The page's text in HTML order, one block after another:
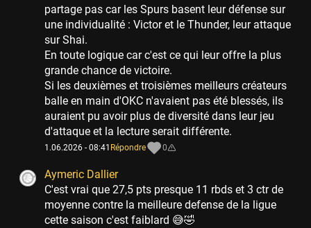
partage pas car les Spurs basent leur défense sur
une individualité : Victor et le Thunder, leur attaque
sur Shai.
En toute logique car c'est ce qui leur offre la plus
grande chance de victoire.
Si les deuxièmes et troisièmes meilleurs créateurs
balle en main d'OKC n'avaient pas été blessés, ils
auraient pu avoir plus de diversité dans leur jeu
d'attaque et la lecture serait différente.
1.06.2026 - 08:41 Répondre 0
Aymeric Dallier
C'est vrai que 27,5 pts presque 11 rbds et 3 ctr de
moyenne contre la meilleure defense de la ligue
cette saison c'est faiblard 😅🤣